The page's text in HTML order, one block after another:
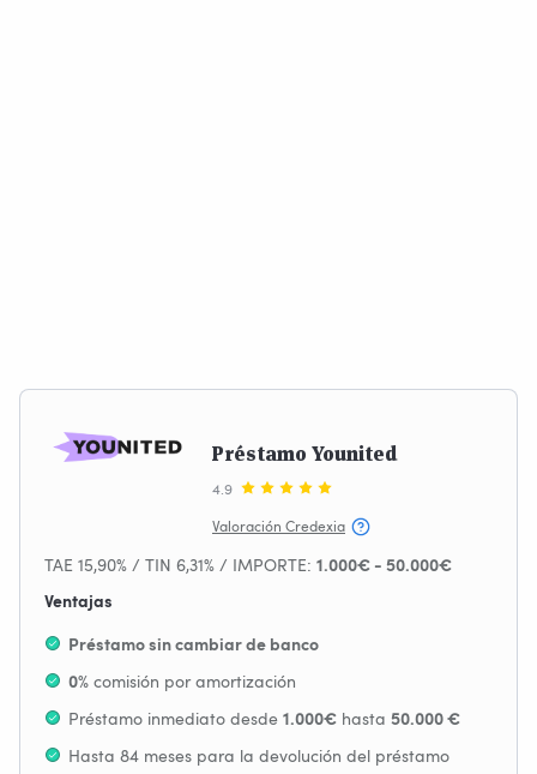
Préstamo Younited
4.9
Valoración Credexia
TAE 15,90% / TIN 6,31% / IMPORTE: 1.000€ - 50.000€
Ventajas
Préstamo sin cambiar de banco
0% comisión por amortización
Préstamo inmediato desde 1.000€ hasta 50.000 €
Hasta 84 meses para la devolución del préstamo